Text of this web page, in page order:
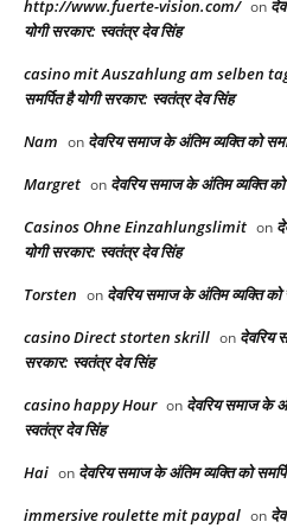
http://www.fuerte-vision.com/ on
योगी सरकार: स्वतंत्र देव सिंह
casino mit Auszahlung am selben
समर्पित है योगी सरकार: स्वतंत्र देव सिंह
Nam on देवरिय समाज के अंतिम व्यक्ति को
Margret on देवरिय समाज के अंतिम व्यक्ति
Casinos Ohne Einzahlungslimit on
योगी सरकार: स्वतंत्र देव सिंह
Torsten on देवरिय समाज के अंतिम व्यक्ति को
casino Direct storten skrill on देवरिय
सरकार: स्वतंत्र देव सिंह
casino happy Hour on देवरिय समाज के
स्वतंत्र देव सिंह
Hai on देवरिय समाज के अंतिम व्यक्ति को
immersive roulette mit paypal on